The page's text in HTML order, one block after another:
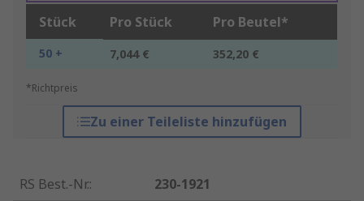
Stück Pro Stück Pro Beutel*
50 + 7,044 € 352,20 €
*Richtpreis
Zu einer Teileliste hinzufügen
RS Best.-Nr.:
230-1921